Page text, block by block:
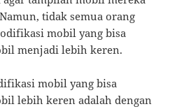
tidak semua orang
mobil yang bisa
menjadi lebih keren.
mobil yang bisa
lebih keren adalah dengan